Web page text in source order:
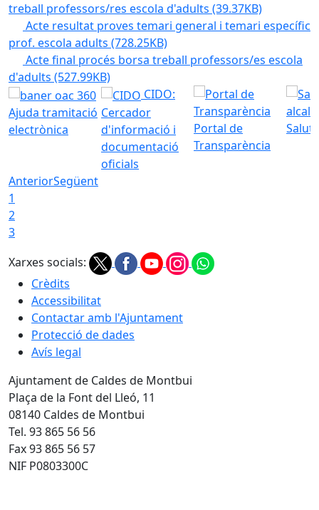
treball professors/res escola d'adults (39.37KB)
Acte resultat proves temari general i temari específic
prof. escola adults (728.25KB)
Acte final procés borsa treball professors/es escola
d'adults (527.99KB)
Ajuda tramitació
electrònica
CIDO:
Cercador
d'informació i
documentació
oficials
Portal de
Transparència
AnteriorSegüent
1
2
3
Xarxes socials:
Crèdits
Accessibilitat
Contactar amb l'Ajuntament
Protecció de dades
Avís legal
Ajuntament de Caldes de Montbui
Plaça de la Font del Lleó, 11
08140 Caldes de Montbui
Tel. 93 865 56 56
Fax 93 865 56 57
NIF P0803300C